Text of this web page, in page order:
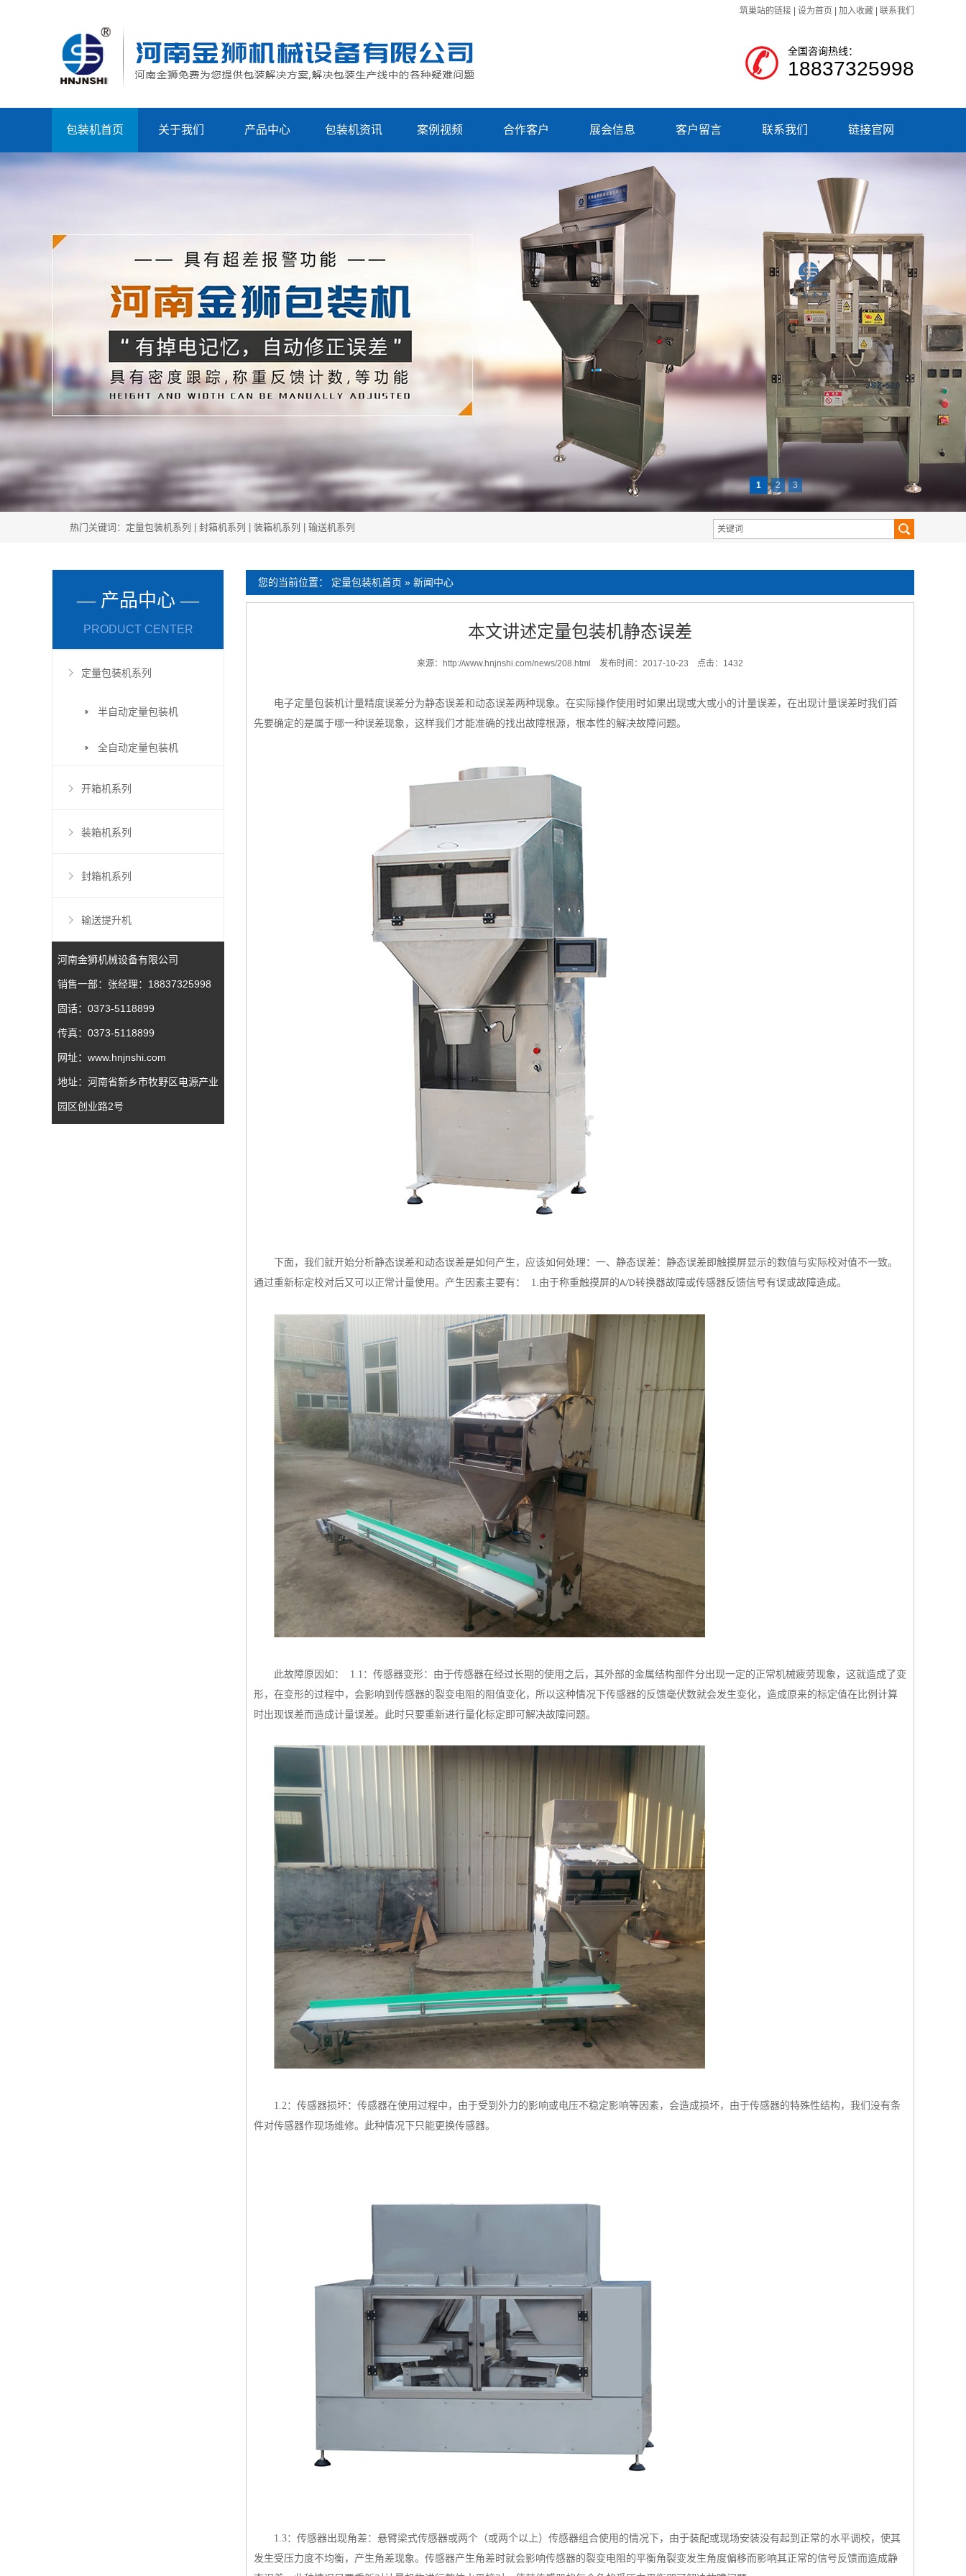
筑巢站的链接 设为首页 加入收藏 联系我们
全国咨询热线：
18837325998
包装机首页 关于我们 产品中心 包装机资讯 案例视频 合作客户 展会信息 客户留言 联系我们 链接官网
1 2 3
热门关键词： 定量包装机系列 封箱机系列 装箱机系列 输送机系列
您的当前位置： 定量包装机首页 » 新闻中心
本文讲述定量包装机静态误差
来源： http://www.hnjnshi.com/news/208.html 发布时间：2017-10-23 点击：1432
电子定量包装机计量精度误差分为静态误差和动态误差两种现象。在实际操作使用时如果出现或大或小的计量误差，在出现计量误差时我们首
先要确定的是属于哪一种误差现象，这样我们才能准确的找出故障根源，根本性的解决故障问题。
下面，我们就开始分析静态误差和动态误差是如何产生，应该如何处理：一、静态误差：静态误差即触摸屏显示的数值与实际校对值不一致。
通过重新标定校对后又可以正常计量使用。产生因素主要有：
1.由于称重触摸屏的A/D转换器故障或传感器反馈信号有误或故障造成。
此故障原因如： 1.1 ：传感器变形：由于传感器在经过长期的使用之后，其外部的金属结构部件分出现一定的正常机械疲劳现象，这就造成了变
形，在变形的过程中，会影响到传感器的裂变电阻的阻值变化，所以这种情况下传感器的反馈毫伏数就会发生变化，造成原来的标定值在比例计算
时出现误差而造成计量误差。此时只要重新进行量化标定即可解决故障问题。
1.2：传感器损坏：传感器在使用过程中，由于受到外力的影响或电压不稳定影响等因素，会造成损坏，由于传感器的特殊性结构，我们没有条
件对传感器作现场维修。此种情况下只能更换传感器。
1.3：传感器出现角差：悬臂梁式传感器或两个（或两个以上）传感器组合使用的情况下，由于装配或现场安装没有起到正常的水平调校，使其
发生受压力度不均衡，产生角差现象。传感器产生角差时就会影响传感器的裂变电阻的平衡角裂变发生角度偏移而影响其正常的信号反馈而造成静
— 产品中心 —
PRODUCT CENTER
定量包装机系列
半自动定量包装机
全自动定量包装机
开箱机系列
装箱机系列
封箱机系列
输送提升机
河南金狮机械设备有限公司
销售一部：张经理：18837325998
固话：0373-5118899
传真：0373-5118899
网址：www.hnjnshi.com
地址：河南省新乡市牧野区电源产业
园区创业路2号